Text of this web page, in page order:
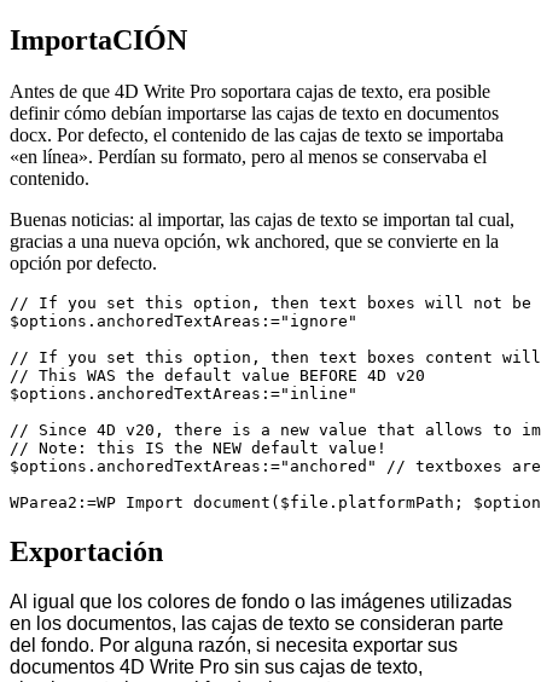
ImportaCIÓN
Antes de que 4D Write Pro soportara cajas de texto, era posible
definir cómo debían importarse las cajas de texto en documentos
docx. Por defecto, el contenido de las cajas de texto se importaba
«en línea». Perdían su formato, pero al menos se conservaba el
contenido.
Buenas noticias: al importar, las cajas de texto se importan tal cual,
gracias a una nueva opción, wk anchored, que se convierte en la
opción por defecto.
// If you set this option, then text boxes will not be
$options.anchoredTextAreas:="ignore"
// If you set this option, then text boxes content
// This WAS the default value BEFORE 4D v20
$options.anchoredTextAreas:="inline"
// Since 4D v20, there is a new value that allows to
// Note: this IS the NEW default value!
$options.anchoredTextAreas:="anchored" // textboxes
WParea2:=WP Import document($file.platformPath;
Exportación
Al igual que los colores de fondo o las imágenes utilizadas
en los documentos, las cajas de texto se consideran parte
del fondo. Por alguna razón, si necesita exportar sus
documentos 4D Write Pro sin sus cajas de texto,